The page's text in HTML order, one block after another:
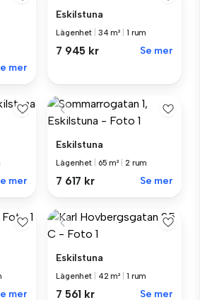
mer
Eskilstuna
Lägenhet 34 m² 1 rum
7 945 kr Se mer
mer
Eskilstuna
Lägenhet 65 m² 2 rum
7 617 kr Se mer
mer
Eskilstuna
Lägenhet 42 m² 1 rum
7 561 kr Se mer